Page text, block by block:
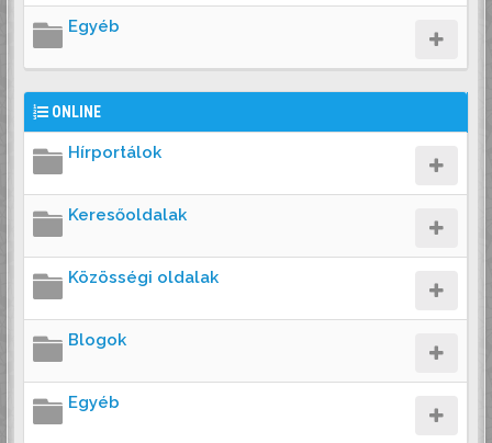
Egyéb
ONLINE
Hírportálok
Keresőoldalak
Közösségi oldalak
Blogok
Egyéb